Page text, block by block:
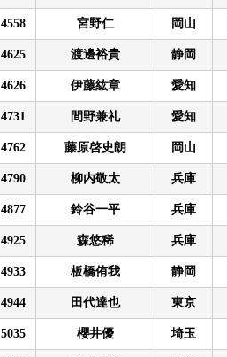
4558 宮野仁 岡山
4625 渡邊裕貴 静岡
4626 伊藤紘章 愛知
4731 間野兼礼 愛知
4762 藤原啓史朗 岡山
4790 柳内敬太 兵庫
4877 鈴谷一平 兵庫
4925 森悠稀 兵庫
4933 板橋侑我 静岡
4944 田代達也 東京
5035 櫻井優 埼玉